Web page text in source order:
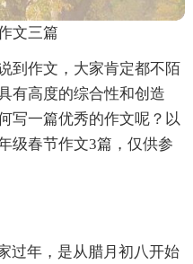
文三篇
到作文，大家肯定都不陌
有高度的综合性和创造
写一篇优秀的作文呢？以
级春节作文3篇，仅供参
过年，是从腊月初八开始